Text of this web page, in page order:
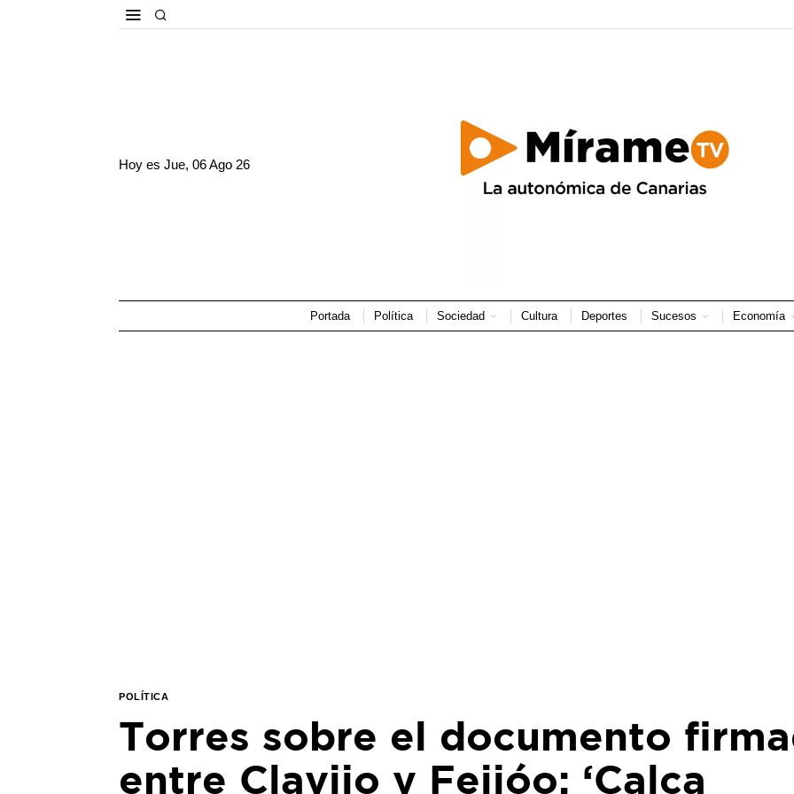
Hoy esJue, 06 Ago 26
Portada Política Sociedad Cultura Deportes Sucesos Economía
POLÍTICA
Torres sobre el documento
entre Clavijo y Feijóo: ‘Calca